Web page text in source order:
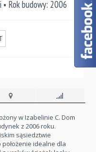
• Rok budowy: 2006
w Izabelinie C. Dom
z 2006 roku.
sąsiedztwie
idealne dla